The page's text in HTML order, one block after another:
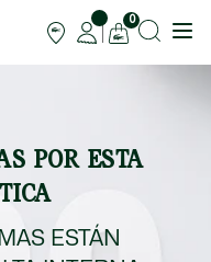
0
POR ESTA
ESTÁN